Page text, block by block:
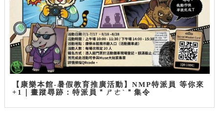
【康樂本館-暑假教育推廣活動】NMP特派員 等你來
+1｜畫蹤尋跡：特派員＂ㄕㄜˋ＂集令